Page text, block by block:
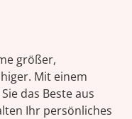
größer,
Mit einem
das Beste aus
Ihr persönliches